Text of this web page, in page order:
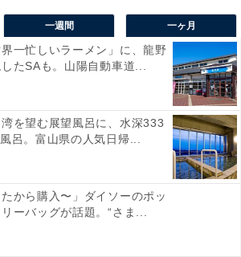
一週間 一ヶ月
界一忙しいラーメン」に、龍野
たSAも。山陽自動車道...
を望む展望風呂に、水深333
呂。富山県の人気日帰...
たから購入〜」ダイソーのポッ
ーバッグが話題。“さま...